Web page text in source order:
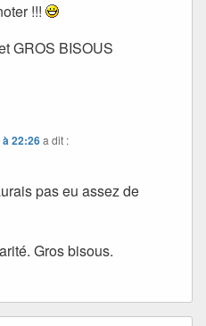
!!!
GROS BISOUS
22:26a dit :
pas eu assez de
Gros bisous.